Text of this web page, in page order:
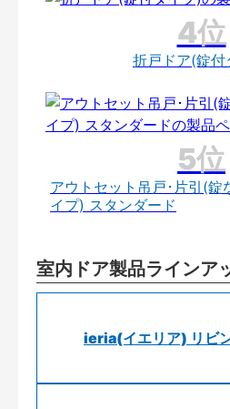
折戸ドア(錠付
アウトセット吊戸･片引(錠
イプ) スタンダード
室内ドア製品ラインア
ieria(イエリア) リビ